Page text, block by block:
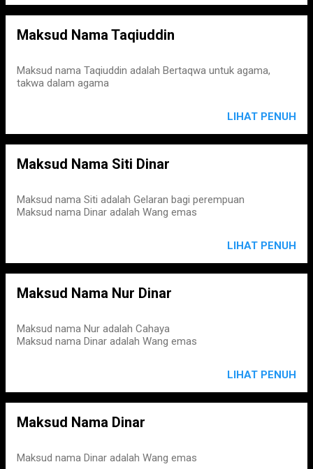
Maksud Nama Taqiuddin
Maksud nama Taqiuddin adalah Bertaqwa untuk agama,
takwa dalam agama
LIHAT PENUH
Maksud Nama Siti Dinar
Maksud nama Siti adalah Gelaran bagi perempuan
Maksud nama Dinar adalah Wang emas
LIHAT PENUH
Maksud Nama Nur Dinar
Maksud nama Nur adalah Cahaya
Maksud nama Dinar adalah Wang emas
LIHAT PENUH
Maksud Nama Dinar
Maksud nama Dinar adalah Wang emas